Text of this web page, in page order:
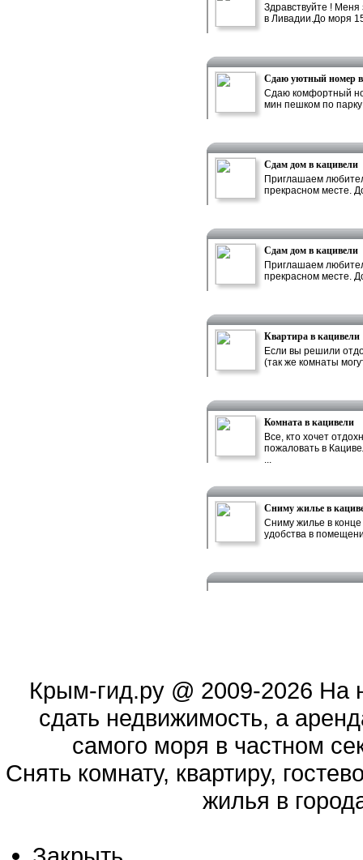
Здравствуйте !
в Ливадии.До моря
Сдаю уютный номер в
Сдаю комфортный
мин пешком по
Сдам дом в кацивели
Приглашаем
прекрасном месте.
Сдам дом в кацивели
Приглашаем
прекрасном месте.
Квартира в кацивели
Если вы решили
(так же комнаты
Комната в кацивели
Все, кто хочет
пожаловать в
...
Сниму жилье в
Сниму жилье в
удобства в
Крым-гид.ру@ 2009-2026 На
сдать недвижимость, а
самого моря в частном
Cнять комнату, квартиру,
жилья в